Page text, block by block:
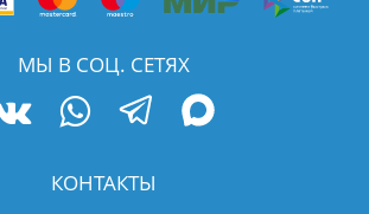
МЫ В СОЦ. СЕТЯХ
КОНТАКТЫ